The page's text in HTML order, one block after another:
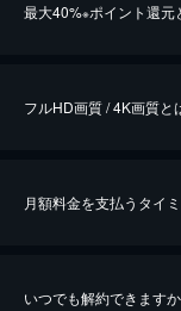
最大40%※ポイント還元
※40％ポイント還元の対象
iOSアプリのUコイン決済
フルHD画質 / 4K画質と
月額料金を支払うタイ
いつでも解約できますか